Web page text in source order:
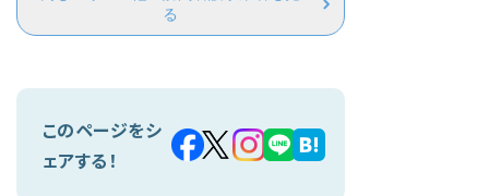
る
このページをシ
ェアする！